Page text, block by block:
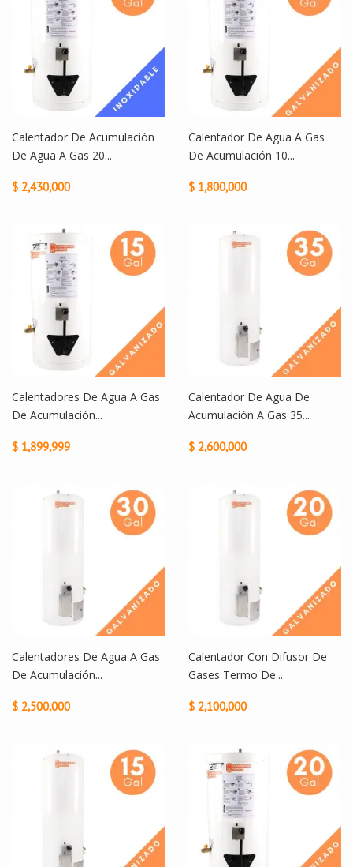
Calentador De Acumulación
De Agua A Gas 20...
$ 2,430,000
Calentador De Agua A Gas
De Acumulación 10...
$ 1,800,000
Calentadores De Agua A Gas
De Acumulación...
$ 1,899,999
Calentador De Agua De
Acumulación A Gas 35...
$ 2,600,000
Calentadores De Agua A Gas
De Acumulación...
$ 2,500,000
Calentador Con Difusor De
Gases Termo De...
$ 2,100,000